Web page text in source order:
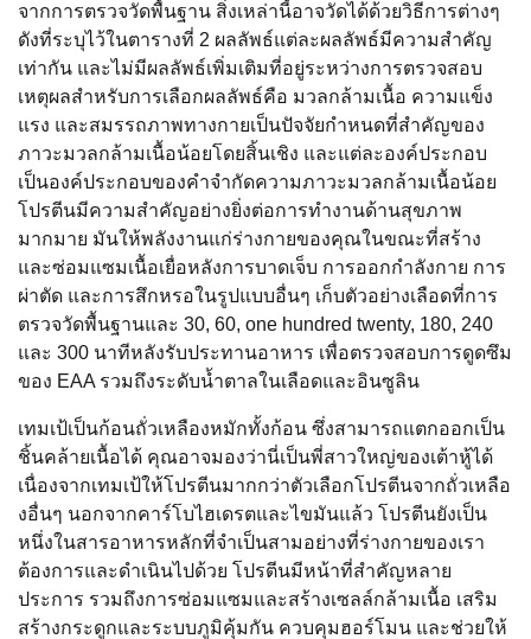
จากการตรวจวัดพื้นฐาน สิ่งเหล่านี้อาจวัดได้ด้วยวิธีการต่างๆ
ดังที่ระบุไว้ในตารางที่ 2 ผลลัพธ์แต่ละผลลัพธ์มีความสำคัญ
เท่ากัน และไม่มีผลลัพธ์เพิ่มเติมที่อยู่ระหว่างการตรวจสอบ
เหตุผลสำหรับการเลือกผลลัพธ์คือ มวลกล้ามเนื้อ ความแข็ง
แรง และสมรรถภาพทางกายเป็นปัจจัยกำหนดที่สำคัญของ
ภาวะมวลกล้ามเนื้อน้อยโดยสิ้นเชิง และแต่ละองค์ประกอบ
เป็นองค์ประกอบของคำจำกัดความภาวะมวลกล้ามเนื้อน้อย
โปรตีนมีความสำคัญอย่างยิ่งต่อการทำงานด้านสุขภาพ
มากมาย มันให้พลังงานแก่ร่างกายของคุณในขณะที่สร้าง
และซ่อมแซมเนื้อเยื่อหลังการบาดเจ็บ การออกกำลังกาย การ
ผ่าตัด และการสึกหรอในรูปแบบอื่นๆ เก็บตัวอย่างเลือดที่การ
ตรวจวัดพื้นฐานและ 30, 60, one hundred twenty, 180, 240
และ 300 นาทีหลังรับประทานอาหาร เพื่อตรวจสอบการดูดซึม
ของ EAA รวมถึงระดับน้ำตาลในเลือดและอินซูลิน
เทมเป้เป็นก้อนถั่วเหลืองหมักทั้งก้อน ซึ่งสามารถแตกออกเป็น
ชิ้นคล้ายเนื้อได้ คุณอาจมองว่านี่เป็นพี่สาวใหญ่ของเต้าหู้ได้
เนื่องจากเทมเป้ให้โปรตีนมากกว่าตัวเลือกโปรตีนจากถั่วเหลือ
งอื่นๆ นอกจากคาร์โบไฮเดรตและไขมันแล้ว โปรตีนยังเป็น
หนึ่งในสารอาหารหลักที่จำเป็นสามอย่างที่ร่างกายของเรา
ต้องการและดำเนินไปด้วย โปรตีนมีหน้าที่สำคัญหลาย
ประการ รวมถึงการซ่อมแซมและสร้างเซลล์กล้ามเนื้อ เสริม
สร้างกระดูกและระบบภูมิคุ้มกัน ควบคุมฮอร์โมน และช่วยให้